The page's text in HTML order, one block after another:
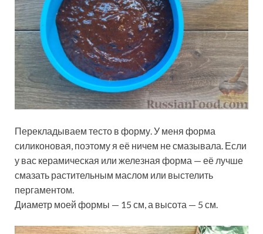
Перекладываем тесто в форму. У меня форма
силиконовая, поэтому я её ничем не смазывала. Если
у вас керамическая или железная форма — её лучше
смазать растительным маслом или выстелить
пергаментом.
Диаметр моей формы — 15 см, а высота — 5 см.